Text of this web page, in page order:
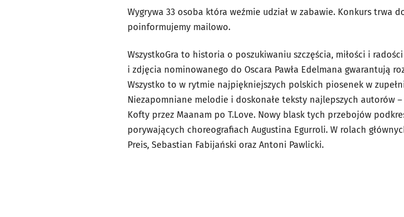
Wygrywa 33 osoba która weźmie udział w zabawie. Konkurs trwa
poinformujemy mailowo.
WszystkoGra to historia o poszukiwaniu szczęścia, miłości i
i zdjęcia nominowanego do Oscara Pawła Edelmana gwarantują
Wszystko to w rytmie najpiękniejszych polskich piosenek w
Niezapomniane melodie i doskonałe teksty najlepszych autorów –
Kofty przez Maanam po T.Love. Nowy blask tych przebojów
porywających choreografiach Augustina Egurroli. W rolach
Preis, Sebastian Fabijański oraz Antoni Pawlicki.